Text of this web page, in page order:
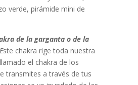
verde, pirámide mini de
de la garganta o de la
Este chakra rige toda nuestra
el chakra de los
transmites a través de tus